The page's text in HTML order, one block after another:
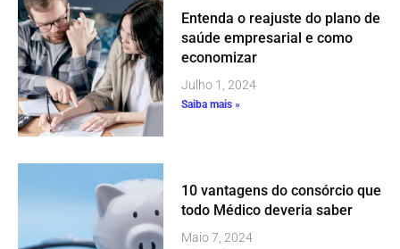
Entenda o reajuste do plano de
saúde empresarial e como
economizar
Julho 1, 2024
Saiba mais »
10 vantagens do consórcio que
todo Médico deveria saber
Maio 7, 2024